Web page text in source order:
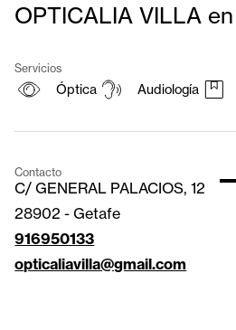
OPTICALIA VILLA
Servicios
Óptica Audiología
Contacto
C/ GENERAL PALACIOS, 12
28902 -Getafe
916950133
opticaliavilla@gmail.com